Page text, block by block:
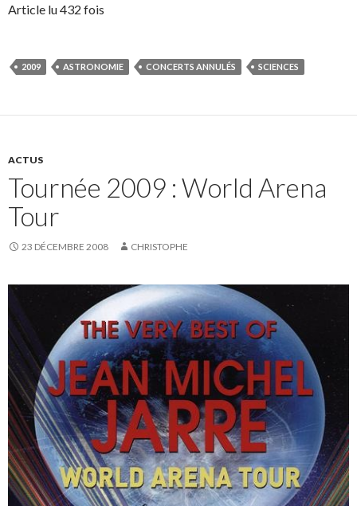
Article lu 432 fois
2009 ASTRONOMIE CONCERTS ANNULÉS SCIENCES
ACTUS
Tournée 2009 : World Arena
Tour
23 DÉCEMBRE 2008 CHRISTOPHE